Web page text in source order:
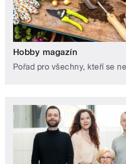
Hobby magazín
Pořad pro všechny, kteří se